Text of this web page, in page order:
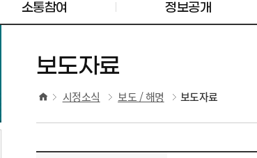
소통참여 정보공개
보도자료
시정소식 보도 / 해명 보도자료